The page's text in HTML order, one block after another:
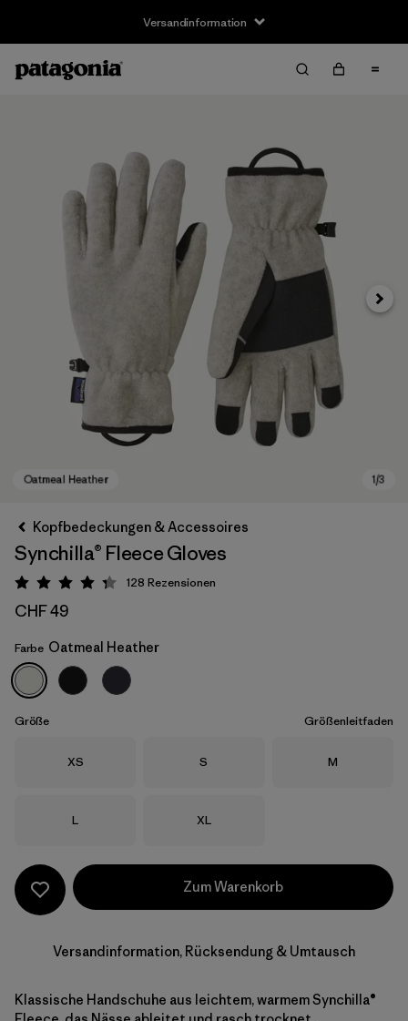
Versandinformation
Oatmeal Heather
Kopfbedeckungen & Accessoires
Synchilla® Fleece Gloves
Bewertung: 4.3 / 5
128 Rezensionen
CHF 49
Farbe Oatmeal Heather
Größe Größenleitfaden
Größe
XS Größe
S Größe
M
Größe
L Größe
XL
Zum Warenkorb
Versandinformation, Rücksendung & Umtausch
Klassische Handschuhe aus leichtem, warmem Synchilla®